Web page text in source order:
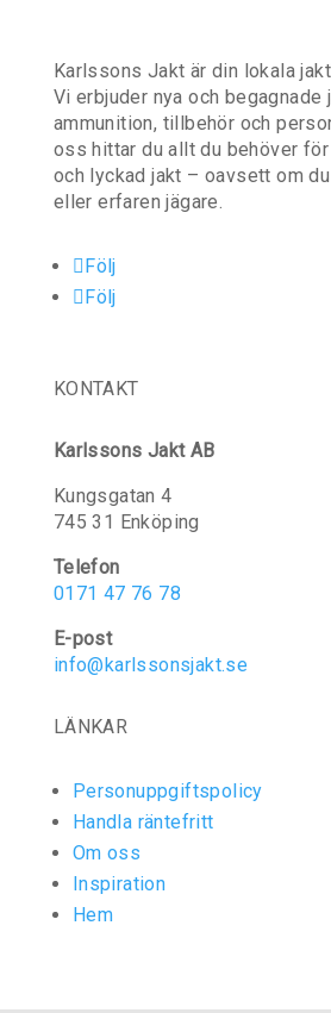
Karlssons Jakt är din lokala
Vi erbjuder nya och begagnade
ammunition, tillbehör och
oss hittar du allt du behöver
och lyckad jakt – oavsett om
eller erfaren jägare.
Följ
Följ
KONTAKT
Karlssons Jakt AB
Kungsgatan 4
745 31 Enköping
Telefon
0171 47 76 78
E-post
info@karlssonsjakt.se
LÄNKAR
Personuppgiftspolicy
Handla räntefritt
Om oss
Inspiration
Hem